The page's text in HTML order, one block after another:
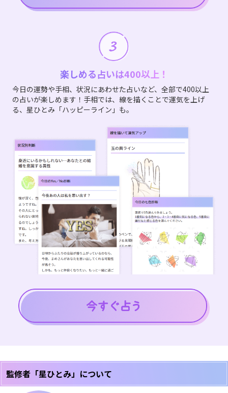
楽しめる占いは400以上！
今日の運勢や手相、状況にあわせた占いなど、全部で400以上
の占いが楽しめます！手相では、線を描くことで運気を上げ
る、星ひとみ「ハッピーライン」も。
監修者「星ひとみ」について